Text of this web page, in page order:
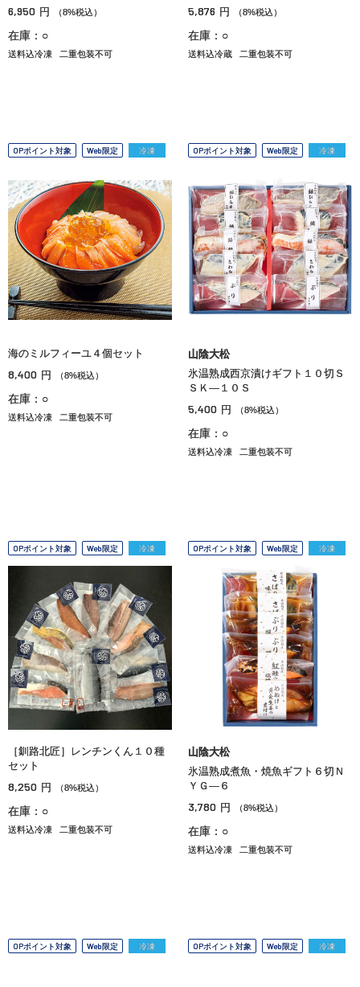
6,950 円 （8%税込）
在庫：○
送料込冷凍 二重包装不可
5,876 円 （8%税込）
在庫：○
送料込冷蔵 二重包装不可
OPポイント対象 Web限定 冷凍
海のミルフィーユ４個セット
8,400 円 （8%税込）
在庫：○
送料込冷凍 二重包装不可
OPポイント対象 Web限定 冷凍
山陰大松
氷温熟成西京漬けギフト１０切Ｓ
ＳＫ―１０Ｓ
5,400 円 （8%税込）
在庫：○
送料込冷凍 二重包装不可
OPポイント対象 Web限定 冷凍
［釧路北匠］レンチンくん１０種
セット
8,250 円 （8%税込）
在庫：○
送料込冷凍 二重包装不可
OPポイント対象 Web限定 冷凍
山陰大松
氷温熟成煮魚・焼魚ギフト６切Ｎ
ＹＧ―６
3,780 円 （8%税込）
在庫：○
送料込冷凍 二重包装不可
OPポイント対象 Web限定 冷凍 OPポイント対象 Web限定 冷凍